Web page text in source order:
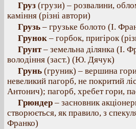
Груз (грузи) – розвалини,
каміння (різні автори)
Грузь – грузьке болото (І.
Грунок – горбок, пригірок
Грунт– земельна ділянка (І.
володіння (заст.) (Ю. Дячук)
Грунь (груник) – вершина
невеликий пагорб, не покритий
Антонич); пагорб, хребет гори,
Грюндер – засновник
створюється, як правило, з
Франко)